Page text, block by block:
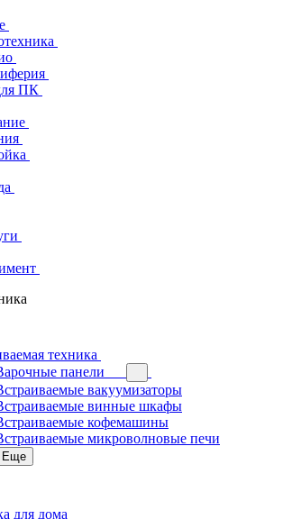
ПК
техника
панели
вакуумизаторы
винные шкафы
кофемашины
микроволновые печи
Еще
для дома